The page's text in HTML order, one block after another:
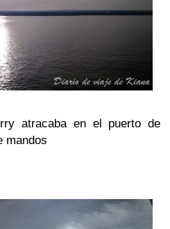
atracaba en el puerto de
mandos